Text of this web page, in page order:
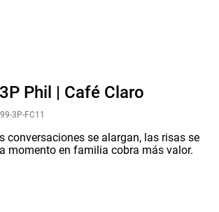
Phil | Café Claro
3P-FC11
conversaciones se alargan, las risas se
momento en familia cobra más valor.